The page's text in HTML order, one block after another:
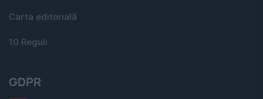
Carta editorială
10 Reguli
GDPR